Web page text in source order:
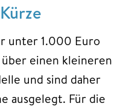
unter 1.000 Euro
einen kleineren
und sind daher
ausgelegt. Für die